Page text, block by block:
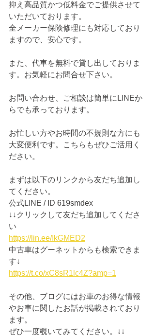
抑え高品質かつ低料金でご提供させて
いただいております。
全メーカー保険修理にも対応しており
ますので、安心です。
また、代車を無料で貸し出しておりま
す。お気軽にお問合せ下さい。
お問い合わせ、ご相談は簡単にLINEか
らでも承っております。
お忙しい方やお時間の不規則な方にも
大変便利です。こちらもぜひご活用く
ださい。
まずは以下のリンクから友だち追加し
てください。
公式LINE / ID 619smdex
↓↓クリックして友だち追加してくださ
い
https://lin.ee/IkGMED2
中古車はグーネットからも検索できま
す↓
https://t.co/xC8sR1lc4Z?amp=1
その他、ブログにはお車のお得な情報
やお車に関したお話が掲載されており
ます。
ぜひ一度覗いてみてください。↓↓